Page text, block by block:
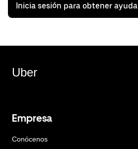
Inicia sesión para obtener ayuda
Uber
Empresa
Conócenos